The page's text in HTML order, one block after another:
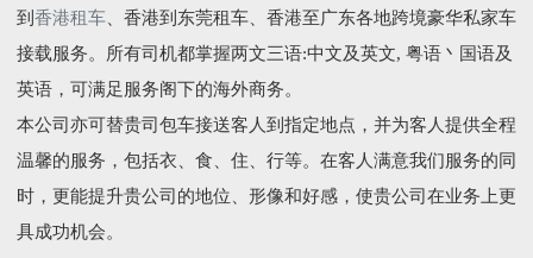
到 香港租车、香港到东莞租车、香港至广东各地跨境豪华私家车
接载服务。所有司机都掌握两文三语:中文及英文, 粤语丶国语及
英语，可满足服务阁下的海外商务。
本公司亦可替贵司包车接送客人到指定地点，并为客人提供全程
温馨的服务，包括衣、食、住、行等。在客人满意我们服务的同
时，更能提升贵公司的地位、形像和好感，使贵公司在业务上更
具成功机会。